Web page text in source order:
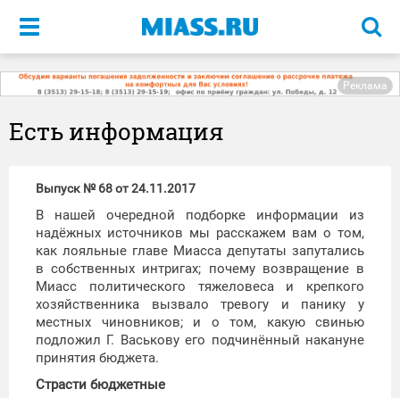
Меню
Реклама
Есть информация
Выпуск № 68 от 24.11.2017
В нашей очередной подборке информации из
надёжных источников мы расскажем вам о том,
как лояльные главе Миасса депутаты запутались
в собственных интригах; почему возвращение в
Миасс политического тяжеловеса и крепкого
хозяйственника вызвало тревогу и панику у
местных чиновников; и о том, какую свинью
подложил Г. Васькову его подчинённый накануне
принятия бюджета.
Страсти бюджетные